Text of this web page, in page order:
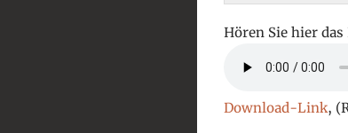
Hören Sie hier
Download-Link,